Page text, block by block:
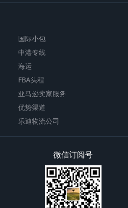
国际小包
中港专线
海运
FBA头程
亚马逊卖家服务
优势渠道
乐迪物流公司
微信订阅号